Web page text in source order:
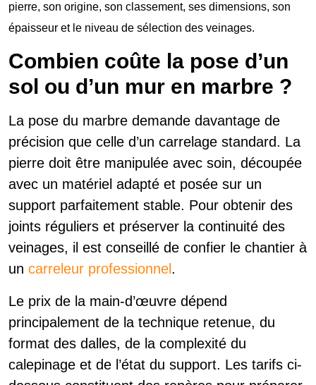
pierre, son origine, son classement, ses dimensions, son
épaisseur et le niveau de sélection des veinages.
Combien coûte la pose d’un
sol ou d’un mur en marbre ?
La pose du marbre demande davantage de
précision que celle d’un carrelage standard. La
pierre doit être manipulée avec soin, découpée
avec un matériel adapté et posée sur un
support parfaitement stable. Pour obtenir des
joints réguliers et préserver la continuité des
veinages, il est conseillé de confier le chantier à
un carreleur professionnel .
Le prix de la main-d’œuvre dépend
principalement de la technique retenue, du
format des dalles, de la complexité du
calepinage et de l’état du support. Les tarifs ci-